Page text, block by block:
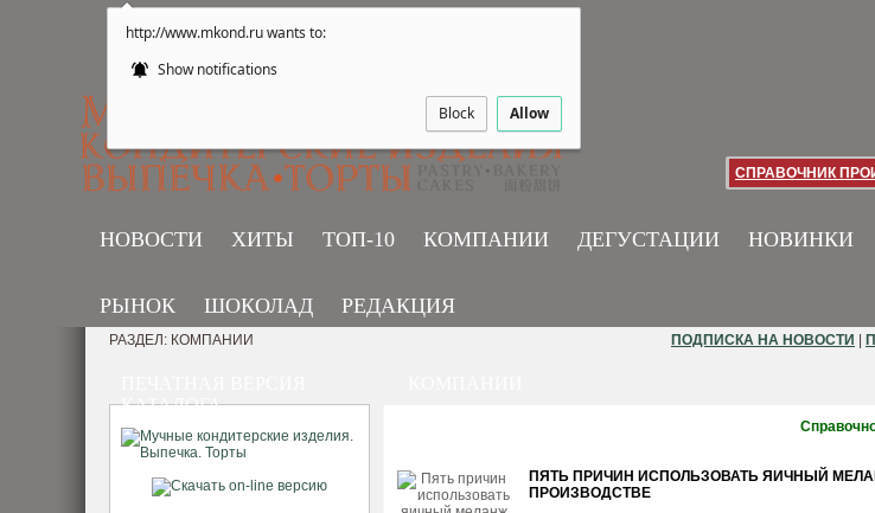
http://www.mkond.ru wants to:
Show notifications
Block Allow
СПРАВОЧНИК
НОВОСТИ ХИТЫ ТОП-10 КОМПАНИИ ДЕГУСТАЦИИ НОВИНКИ
РЫНОК ШОКОЛАД РЕДАКЦИЯ
КАТАЛОГА
РАЗДЕЛ: КОМПАНИИ ПОДПИСКА НА НОВОСТИ
ПЯТЬ ПРИЧИН ИСПОЛЬЗОВАТЬ ЯИЧНЫЙ
ПРОИЗВОДСТВЕ